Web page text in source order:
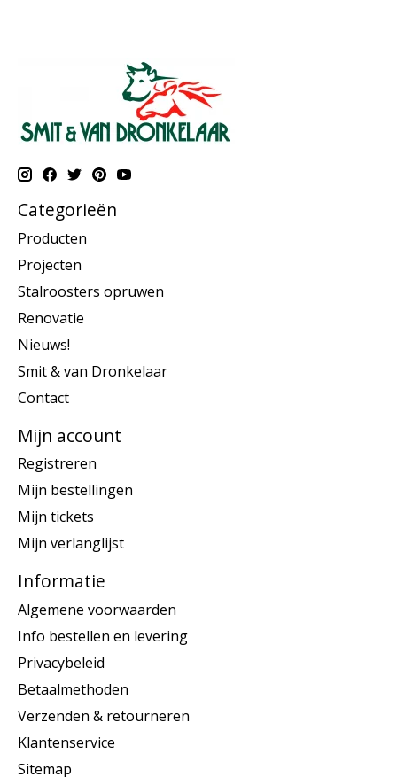
Categorieën
Producten
Projecten
Stalroosters opruwen
Renovatie
Nieuws!
Smit & van Dronkelaar
Contact
Mijn account
Registreren
Mijn bestellingen
Mijn tickets
Mijn verlanglijst
Informatie
Algemene voorwaarden
Info bestellen en levering
Privacybeleid
Betaalmethoden
Verzenden & retourneren
Klantenservice
Sitemap